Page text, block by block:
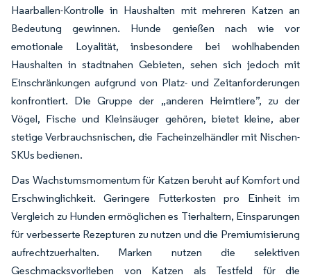
Haarballen-Kontrolle in Haushalten mit mehreren Katzen an
Bedeutung gewinnen. Hunde genießen nach wie vor
emotionale Loyalität, insbesondere bei wohlhabenden
Haushalten in stadtnahen Gebieten, sehen sich jedoch mit
Einschränkungen aufgrund von Platz- und Zeitanforderungen
konfrontiert. Die Gruppe der „anderen Heimtiere”, zu der
Vögel, Fische und Kleinsäuger gehören, bietet kleine, aber
stetige Verbrauchsnischen, die Facheinzelhändler mit Nischen-
SKUs bedienen.
Das Wachstumsmomentum für Katzen beruht auf Komfort und
Erschwinglichkeit. Geringere Futterkosten pro Einheit im
Vergleich zu Hunden ermöglichen es Tierhaltern, Einsparungen
für verbesserte Rezepturen zu nutzen und die Premiumisierung
aufrechtzuerhalten. Marken nutzen die selektiven
Geschmacksvorlieben von Katzen als Testfeld für die